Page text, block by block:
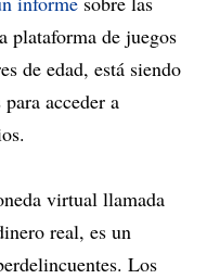
plataforma de juegos
de edad, está siendo
acceder a
virtual llamada
real, es un
Los